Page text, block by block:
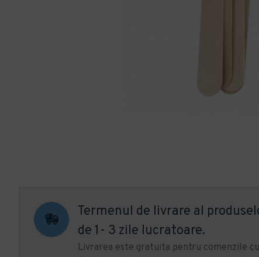
Termenul de livrare al
de 1- 3 zile lucratoare.
Livrarea este gratuita pentru comenzile